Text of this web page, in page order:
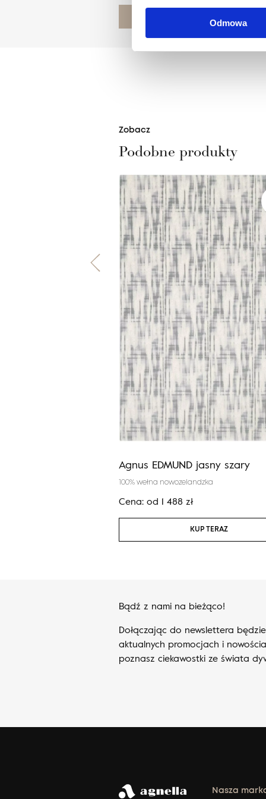
Odmowa
Zobacz
Podobne produkty
Agnus EDMUND jasny szary
100% wełna nowozelandzka
Cena: od 1 488 zł
KUP TERAZ
Bądź z nami na bieżąco!
Dołączając do newslettera
aktualnych promocjach i
poznasz ciekawostki ze świata
Nasza